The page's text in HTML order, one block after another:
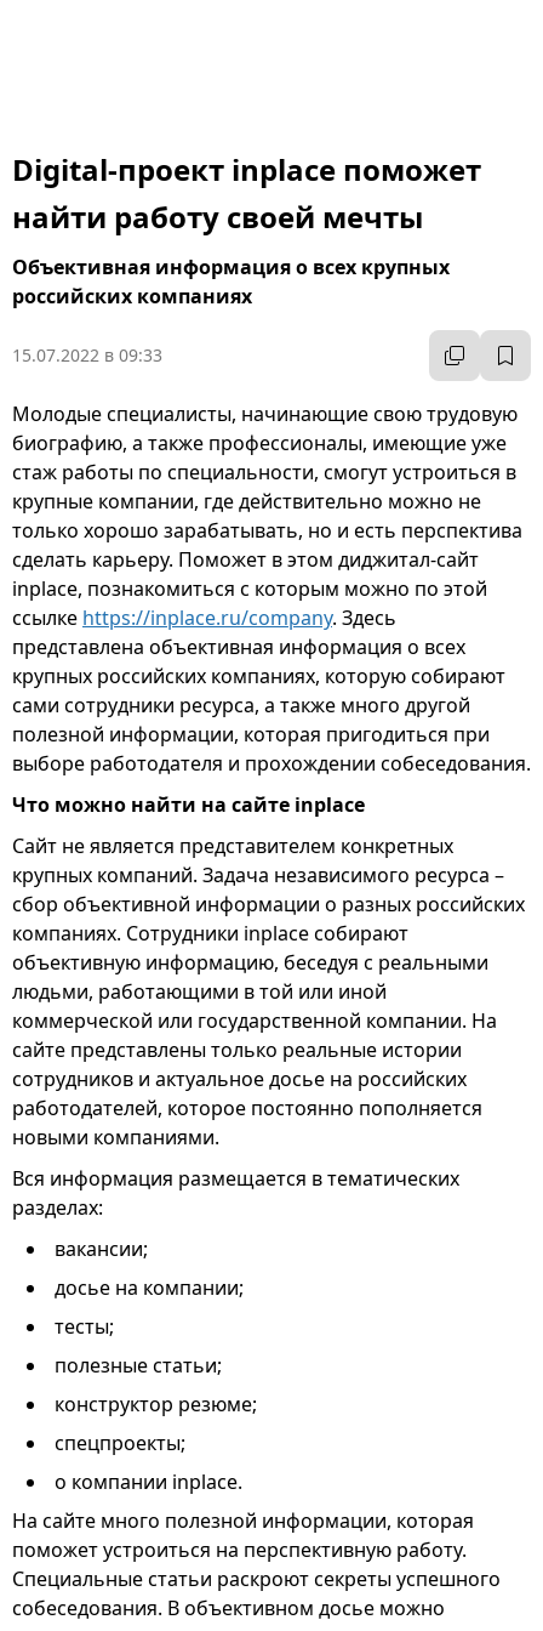
Digital-проект inplace поможет
найти работу своей мечты
Объективная информация о всех крупных
российских компаниях
15.07.2022 в 09:33
Молодые специалисты, начинающие свою трудовую
биографию, а также профессионалы, имеющие уже
стаж работы по специальности, смогут устроиться в
крупные компании, где действительно можно не
только хорошо зарабатывать, но и есть перспектива
сделать карьеру. Поможет в этом диджитал-сайт
inplace, познакомиться с которым можно по этой
ссылке https://inplace.ru/company. Здесь
представлена объективная информация о всех
крупных российских компаниях, которую собирают
сами сотрудники ресурса, а также много другой
полезной информации, которая пригодиться при
выборе работодателя и прохождении собеседования.
Что можно найти на сайте inplace
Сайт не является представителем конкретных
крупных компаний. Задача независимого ресурса –
сбор объективной информации о разных российских
компаниях. Сотрудники inplace собирают
объективную информацию, беседуя с реальными
людьми, работающими в той или иной
коммерческой или государственной компании. На
сайте представлены только реальные истории
сотрудников и актуальное досье на российских
работодателей, которое постоянно пополняется
новыми компаниями.
Вся информация размещается в тематических
разделах:
вакансии;
досье на компании;
тесты;
полезные статьи;
конструктор резюме;
спецпроекты;
о компании inplace.
На сайте много полезной информации, которая
поможет устроиться на перспективную работу.
Специальные статьи раскроют секреты успешного
собеседования. В объективном досье можно